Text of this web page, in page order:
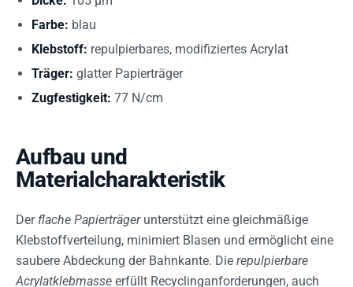
Farbe: blau
Klebstoff: repulpierbares, modifiziertes Acrylat
Träger: glatter Papierträger
Zugfestigkeit: 77 N/cm
Aufbau und
Materialcharakteristik
Der flache Papierträgerunterstützt eine gleichmäßige
Klebstoffverteilung, minimiert Blasen und ermöglicht eine
saubere Abdeckung der Bahnkante. Die repulpierbare
Acrylatklebmasse erfüllt Recyclinganforderungen, auch